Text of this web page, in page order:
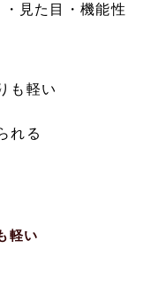
見た目・機能性
も軽い
れる
軽い